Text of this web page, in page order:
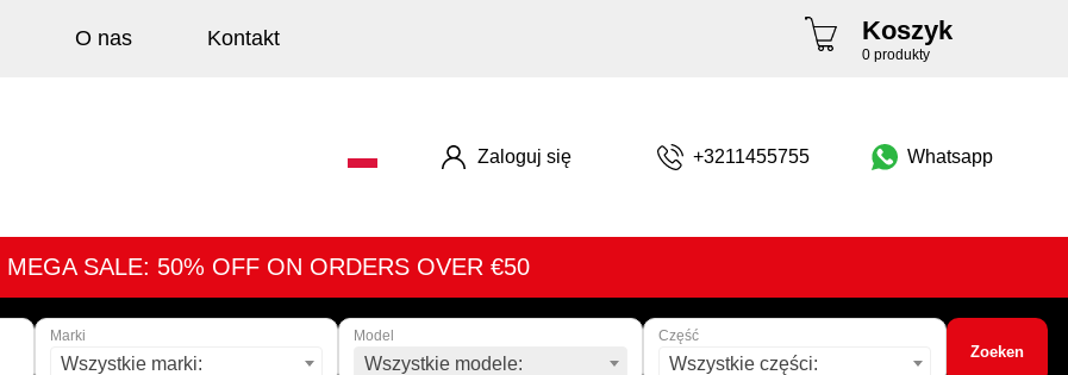
Koszyk
0 produkty
O nas Kontakt
Whatsapp
+3211455755
Zaloguj się
MEGA SALE: 50% OFF ON ORDERS OVER €50
Marki
Wszystkie marki:
Model
Wszystkie modele:
Część
Wszystkie części:
Zoeken